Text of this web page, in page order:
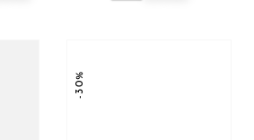
-30%